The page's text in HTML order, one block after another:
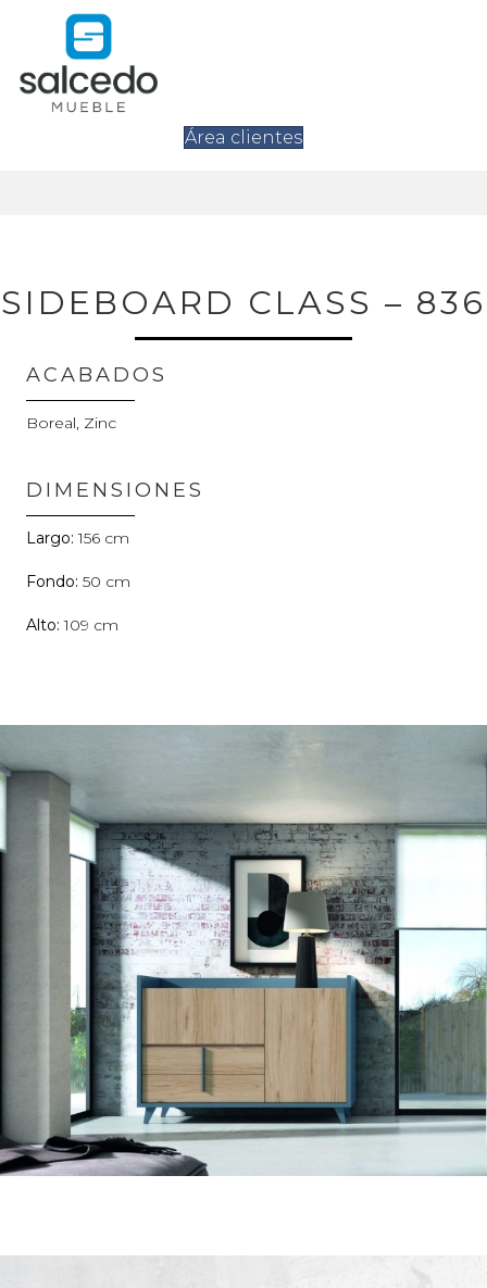
Área clientes
SIDEBOARD CLASS – 836
ACABADOS
Boreal, Zinc
DIMENSIONES
156
50
109